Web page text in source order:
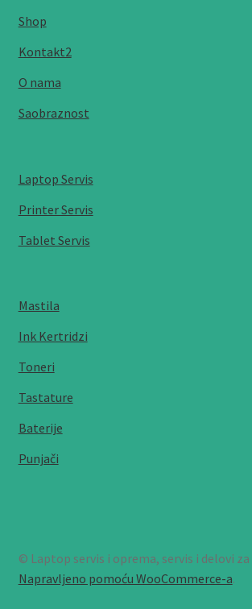
Shop
Kontakt2
O nama
Saobraznost
Laptop Servis
Printer Servis
Tablet Servis
Mastila
Ink Kertridzi
Toneri
Tastature
Baterije
Punjači
© Laptop servis i oprema, servis i delovi
Napravljeno pomoću WooCommerce-a.